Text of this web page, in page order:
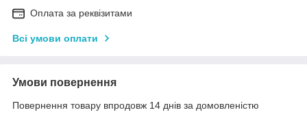
Оплата за реквізитами
Всі умови оплати
Умови повернення
Повернення товару впродовж 14 днів за домовленістю